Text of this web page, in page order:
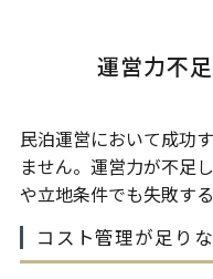
運営力不足
民泊運営において成功
ません。運営力が不足
や立地条件でも失敗す
コスト管理が足り